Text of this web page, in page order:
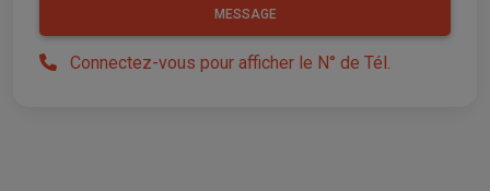
MESSAGE
Connectez-vous pour afficher le N° de Tél.